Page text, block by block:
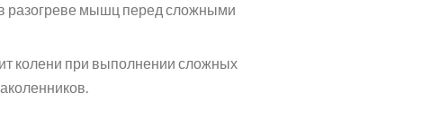
разогреве мышц перед сложными
колени при выполнении сложных